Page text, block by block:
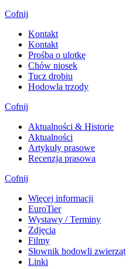
Cofnij
Kontakt
Kontakt
Prośba o ulotkę
Chów niosek
Tucz drobiu
Hodowla trzody
Cofnij
Aktualności & Historie
Aktualności
Artykuły prasowe
Recenzja prasowa
Cofnij
Więcej informacji
EuroTier
Wystawy / Terminy
Zdjęcia
Filmy
Słownik hodowli zwierząt
Linki